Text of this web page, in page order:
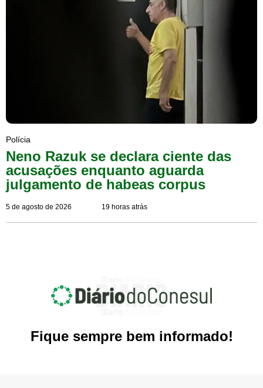
Polícia
Neno Razuk se declara ciente das
acusações enquanto aguarda
julgamento de habeas corpus
5 de agosto de 2026 19 horas atrás
Fique sempre bem informado!